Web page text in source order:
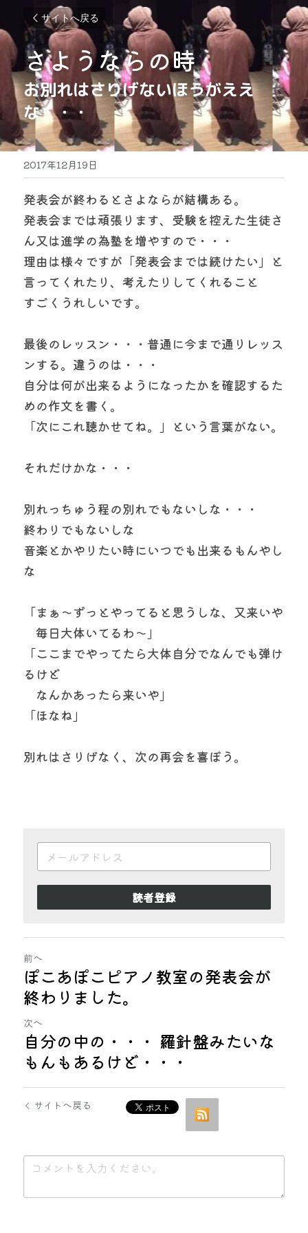
サイトへ戻る
さようならの時
お別れはさりげないほうがええ
な・・・
2017年12月19日
発表会が終わるとさよならが結構ある。
発表会までは頑張ります、受験を控えた生徒さ
ん又は進学の為塾を増やすので・・・
理由は様々ですが「発表会までは続けたい」と
言ってくれたり、考えたりしてくれること
すごくうれしいです。
最後のレッスン・・・普通に今まで通りレッス
ンする。違うのは・・・
自分は何が出来るようになったかを確認するた
めの作文を書く。
「次にこれ聴かせてね。」という言葉がない。
それだけかな・・・
別れっちゅう程の別れでもないしな・・・
終わりでもないしな
音楽とかやりたい時にいつでも出来るもんやし
な
「まぁ～ずっとやってると思うしな、又来いや
毎日大体いてるわ～」
「ここまでやってたら大体自分でなんでも弾け
るけど
なんかあったら来いや」
「ほなね」
別れはさりげなく、次の再会を喜ぼう。
読者登録
前へ
ぽこあぽこピアノ教室の発表会が
終わりました。
次へ
自分の中の・・・ 羅針盤みたいな
もんもあるけど・・・
サイトへ戻る